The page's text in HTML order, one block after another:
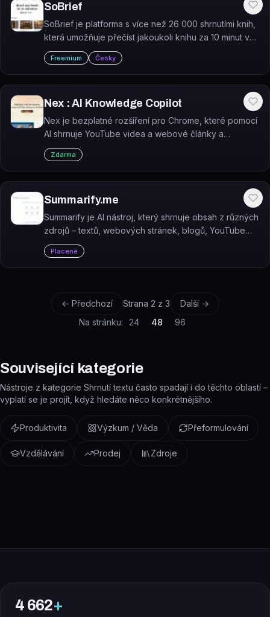
SoBrief
SoBrief je platforma s více než 26 000 shrnutími knih,
která umožňuje přečíst jakoukoli knihu za 10 minut ve
formátu textu, audia, PDF nebo EPUB.
Freemium Česky
Nex : AI Knowledge Copilot
Nex je bezplatné rozšíření pro Chrome, které pomocí
AI shrnuje YouTube videa a webové články a
zvýrazňuje jejich klíčové části.
Zdarma
Summarify.me
Summarify je AI nástroj, který shrnuje obsah z různých
zdrojů – textů, webových stránek, blogů, YouTube
videí, PDF souborů a audio nahrávek.
Placené
← Předchozí Strana 2 z 3
Další →
Na stránku:
24 48 96
Související kategorie
Nástroje z kategorie Shrnutí textu často spadají i do těchto oblastí –
vyplatí se je projít, když hledáte něco konkrétnějšího.
Produktivita Výzkum / Věda Přeformulování
Vzdělávání Prodej Zdroje
4 662+